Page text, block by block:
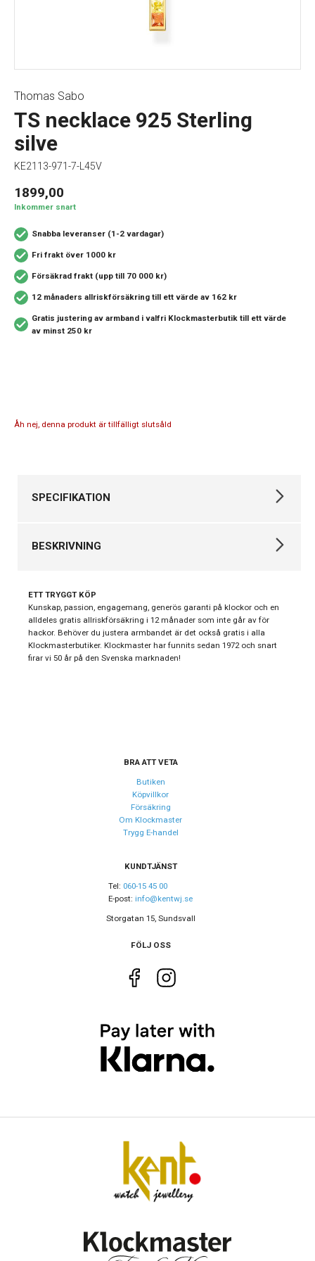
Thomas Sabo
TS necklace 925 Sterling
silve
KE2113-971-7-L45V
1899,00
Inkommer snart
Snabba leveranser (1-2 vardagar)
Fri frakt över 1000 kr
Försäkrad frakt (upp till 70 000 kr)
12 månaders allriskförsäkring till ett värde av 162 kr
Gratis justering av armband i valfri Klockmasterbutik till ett värde
av minst 250 kr
Åh nej, denna produkt är tillfälligt slutsåld
SPECIFIKATION
BESKRIVNING
olika färger.
ETT TRYGGT KÖP
Kunskap, passion, engagemang, generös garanti på klockor och en
alldeles gratis allriskförsäkring i 12 månader som inte går av för
hackor. Behöver du justera armbandet är det också gratis i alla
Klockmasterbutiker. Klockmaster har funnits sedan 1972 och snart
firar vi 50 år på den Svenska marknaden!
BRA ATT VETA
Butiken
Köpvillkor
Försäkring
Om Klockmaster
Trygg E-handel
KUNDTJÄNST
Tel: 060-15 45 00
E-post: info@kentwj.se
Storgatan 15, Sundsvall
FÖLJ OSS